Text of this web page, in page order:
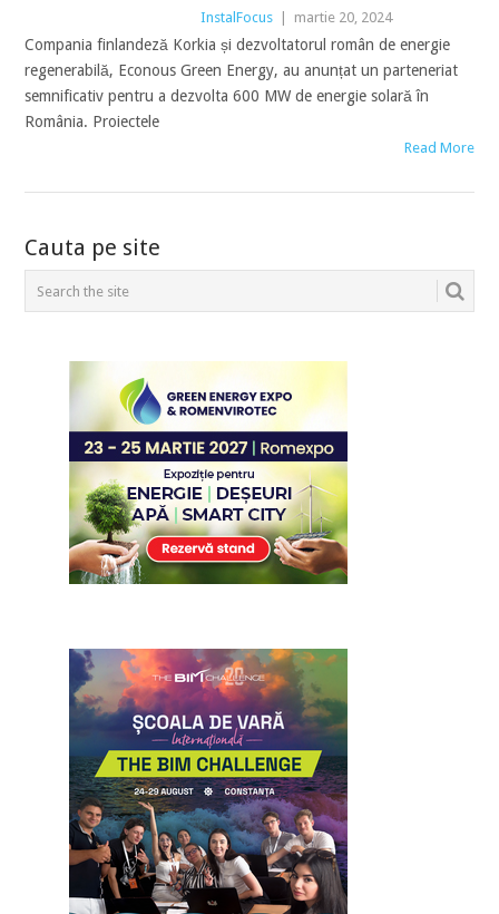
InstalFocus martie 20, 2024
Compania finlandeză Korkia și dezvoltatorul român de energie
regenerabilă, Econous Green Energy, au anunțat un parteneriat
semnificativ pentru a dezvolta 600 MW de energie solară în
România. Proiectele
Read More
POSTS
NAVIGATION
Cauta pe site